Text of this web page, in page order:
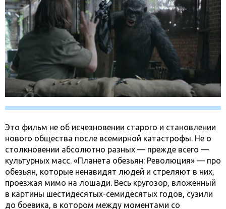
Это фильм не об исчезновении старого и становлении
нового общества после всемирной катастрофы. Не о
столкновении абсолютно разных — прежде всего —
культурных масс. «Планета обезьян: Революция» — про
обезьян, которые ненавидят людей и стреляют в них,
проезжая мимо на лошади. Весь кругозор, вложенный
в картины шестидесятых-семидесятых годов, сузили
до боевика, в котором между моментами со